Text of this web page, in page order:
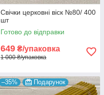
Свічки церковні віск №80/ 400
шт
Готово до відправки
649 ₴/упаковка
1 000 ₴/упаковка
–35% Подарунок